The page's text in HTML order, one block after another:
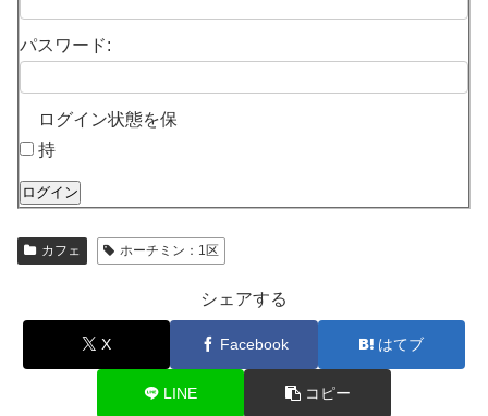
パスワード:
ログイン状態を保
持
ログイン
カフェ ホーチミン：1区
シェアする
X Facebook はてブ
LINE コピー